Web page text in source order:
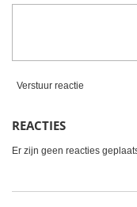
Verstuur reactie
REACTIES
Er zijn geen reacties